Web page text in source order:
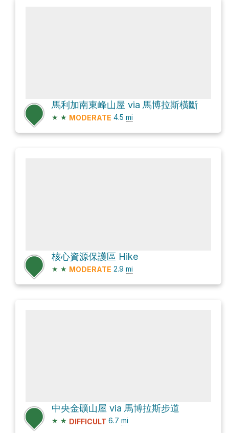
馬利加南東峰山屋 via 馬博拉斯橫斷
★ ★ MODERATE 4.5 mi
核心資源保護區 Hike
★ ★ MODERATE 2.9 mi
中央金礦山屋 via 馬博拉斯步道
★ ★ DIFFICULT 6.7 mi